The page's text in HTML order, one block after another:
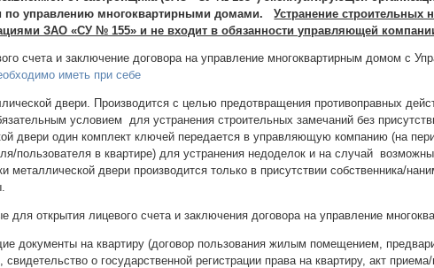
по управлению многоквартирными домами.Устранение строительных
ЗАО «СУ № 155» и не входит в обязанности управляющей
счета и заключение договора на управление многоквартирным домом с
иметь при себе
двери. Производится с целью предотвращения противоправных
условием для устранения строительных замечаний без
двери один комплект ключей передается в управляющую компанию (на
пользователя в квартире) для устранения недоделок и на случай
металлической двери производится только в присутствии собственника/
для открытия лицевого счета и заключения договора на управление
документы на квартиру (договор пользования жилым помещением,
свидетельство о государственной регистрации права на квартиру, акт